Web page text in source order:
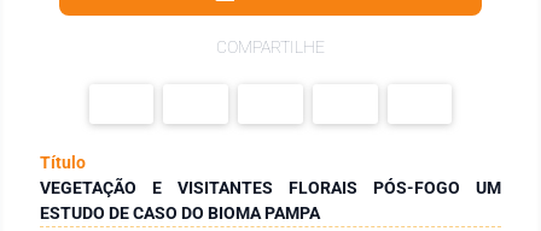
COMPARTILHE
Título
VEGETAÇÃO E VISITANTES FLORAIS PÓS-FOGO UM
ESTUDO DE CASO DO BIOMA PAMPA